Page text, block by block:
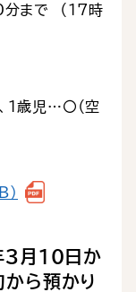
まで （17時
１歳児…〇（空
３月10日か
から預かり